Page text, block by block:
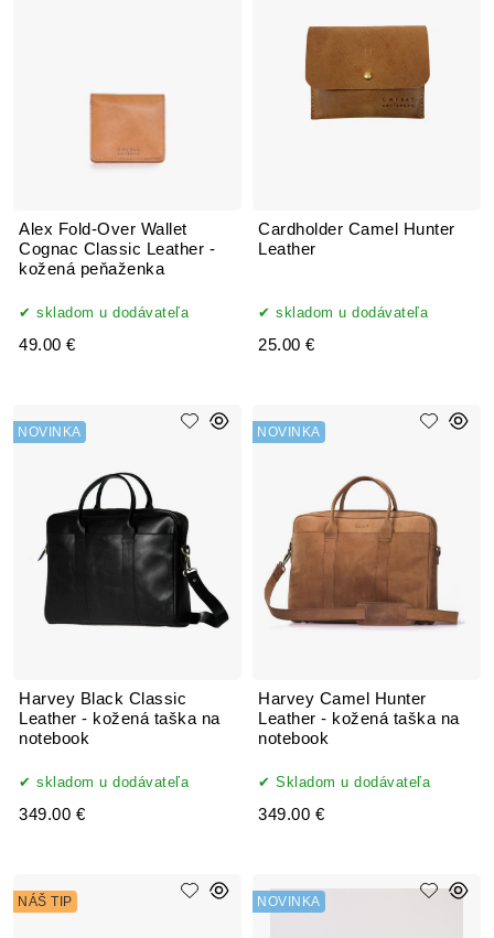
Alex Fold-Over Wallet
Cognac Classic Leather -
kožená peňaženka
skladom u dodávateľa
49.00 €
Cardholder Camel Hunter
Leather
skladom u dodávateľa
25.00 €
Harvey Black Classic
Leather - kožená taška na
notebook
NOVINKA
skladom u dodávateľa
349.00 €
Harvey Camel Hunter
Leather - kožená taška na
notebook
NOVINKA
Skladom u dodávateľa
349.00 €
NÁŠ TIP NOVINKA